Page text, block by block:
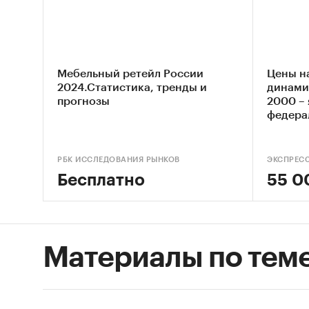
В
2026
Россия
Мебельный ретейл России
2024.Статистика, тренды и
прогнозы
РБК ИССЛЕДОВАНИЯ РЫНКОВ
Бесплатно
Цены
2000 –
55
Материалы по